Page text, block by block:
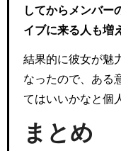
してからメンバー
イブに来る人も増
結果的に彼女が魅
なったので、ある
てはいいかなと個
まとめ